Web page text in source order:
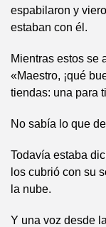
espabilaron y
estaban con él.
Mientras estos se
«Maestro, ¡qué
tiendas: una para
No sabía lo que
Todavía estaba
los cubrió con su
la nube.
Y una voz desde